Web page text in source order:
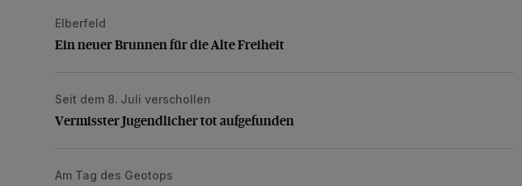
Ein neuer Brunnen für die Alte Freiheit
Elberfeld
Ein neuer Brunnen für die Alte Freiheit
Vermisster Jugendlicher tot aufgefunden
Seit dem 8. Juli verschollen
Vermisster Jugendlicher tot aufgefunden
Tief hinein in die Wuppertaler Unterwelt
Am Tag des Geotops